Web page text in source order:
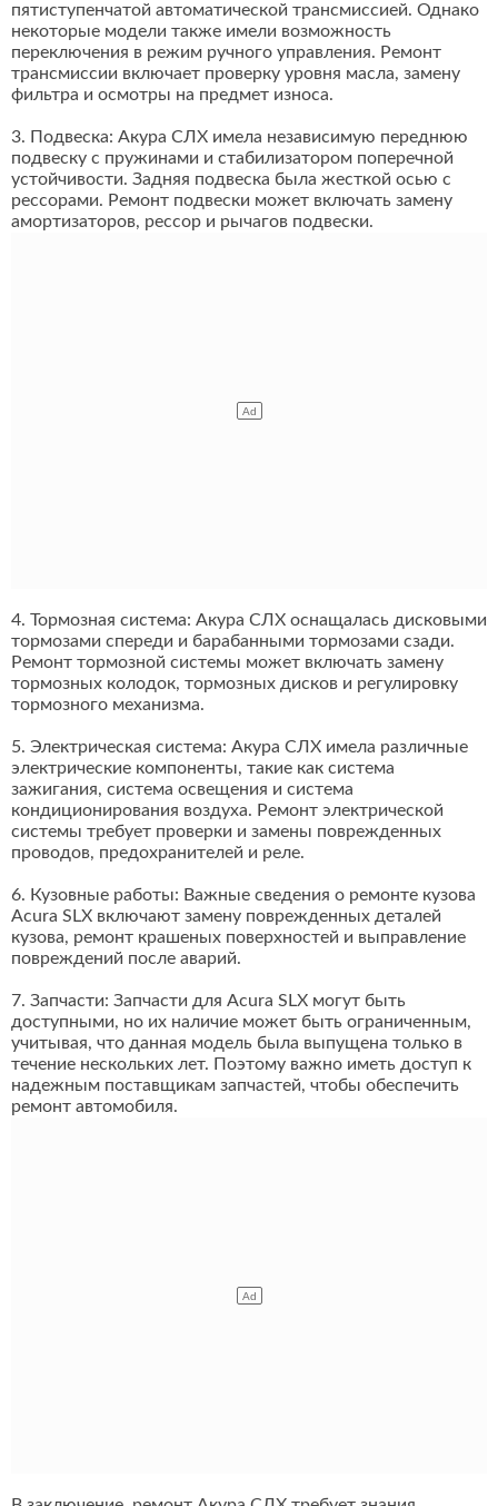
пятиступенчатой автоматической трансмиссией. Однако
некоторые модели также имели возможность
переключения в режим ручного управления. Ремонт
трансмиссии включает проверку уровня масла, замену
фильтра и осмотры на предмет износа.
3. Подвеска: Акура СЛХ имела независимую переднюю
подвеску с пружинами и стабилизатором поперечной
устойчивости. Задняя подвеска была жесткой осью с
рессорами. Ремонт подвески может включать замену
амортизаторов, рессор и рычагов подвески.
4. Тормозная система: Акура СЛХ оснащалась дисковыми
тормозами спереди и барабанными тормозами сзади.
Ремонт тормозной системы может включать замену
тормозных колодок, тормозных дисков и регулировку
тормозного механизма.
5. Электрическая система: Акура СЛХ имела различные
электрические компоненты, такие как система
зажигания, система освещения и система
кондиционирования воздуха. Ремонт электрической
системы требует проверки и замены поврежденных
проводов, предохранителей и реле.
6. Кузовные работы: Важные сведения о ремонте кузова
Acura SLX включают замену поврежденных деталей
кузова, ремонт крашеных поверхностей и выправление
повреждений после аварий.
7. Запчасти: Запчасти для Acura SLX могут быть
доступными, но их наличие может быть ограниченным,
учитывая, что данная модель была выпущена только в
течение нескольких лет. Поэтому важно иметь доступ к
надежным поставщикам запчастей, чтобы обеспечить
ремонт автомобиля.